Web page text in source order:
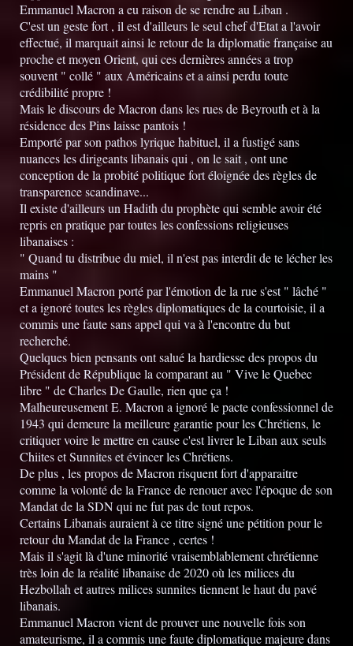
Emmanuel Macron a eu raison de se rendre au Liban .
C'est un geste fort , il est d'ailleurs le seul chef d'Etat a l'avoir
effectué, il marquait ainsi le retour de la diplomatie française au
proche et moyen Orient, qui ces dernières années a trop
souvent " collé " aux Américains et a ainsi perdu toute
crédibilité propre !
Mais le discours de Macron dans les rues de Beyrouth et à la
résidence des Pins laisse pantois !
Emporté par son pathos lyrique habituel, il a fustigé sans
nuances les dirigeants libanais qui , on le sait , ont une
conception de la probité politique fort éloignée des règles de
transparence scandinave...
Il existe d'ailleurs un Hadith du prophète qui semble avoir été
repris en pratique par toutes les confessions religieuses
libanaises :
" Quand tu distribue du miel, il n'est pas interdit de te lécher les
mains "
Emmanuel Macron porté par l'émotion de la rue s'est " lâché "
et a ignoré toutes les règles diplomatiques de la courtoisie, il a
commis une faute sans appel qui va à l'encontre du but
recherché.
Quelques bien pensants ont salué la hardiesse des propos du
Président de République la comparant au " Vive le Quebec
libre " de Charles De Gaulle, rien que ça !
Malheureusement E. Macron a ignoré le pacte confessionnel de
1943 qui demeure la meilleure garantie pour les Chrétiens, le
critiquer voire le mettre en cause c'est livrer le Liban aux seuls
Chiites et Sunnites et évincer les Chrétiens.
De plus , les propos de Macron risquent fort d'apparaitre
comme la volonté de la France de renouer avec l'époque de son
Mandat de la SDN qui ne fut pas de tout repos.
Certains Libanais auraient à ce titre signé une pétition pour le
retour du Mandat de la France , certes !
Mais il s'agit là d'une minorité vraisemblablement chrétienne
très loin de la réalité libanaise de 2020 où les milices du
Hezbollah et autres milices sunnites tiennent le haut du pavé
libanais.
Emmanuel Macron vient de prouver une nouvelle fois son
amateurisme, il a commis une faute diplomatique majeure dans